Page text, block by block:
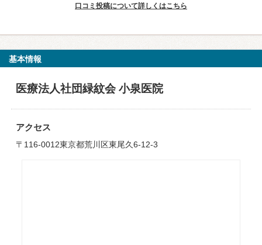
口コミ投稿について詳しくはこちら
基本情報
医療法人社団緑紋会 小泉医院
アクセス
〒116-0012東京都荒川区東尾久6-12-3